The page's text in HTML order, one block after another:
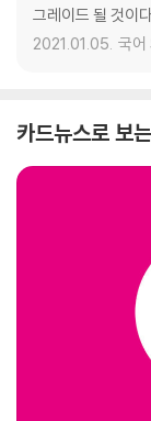
그레이드 될 것이
2021.01.05. 국어
카드뉴스로 보